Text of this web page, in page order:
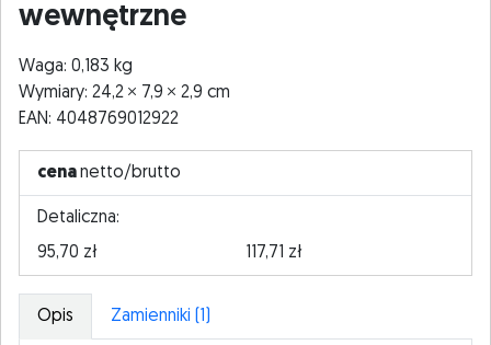
wewnętrzne
Waga: 0,183 kg
Wymiary: 24,2
7,9
2,9 cm
EAN: 4048769012922
cenanetto/brutto
Detaliczna:
95,70 zł
117,71 zł
Opis Zamienniki (1)